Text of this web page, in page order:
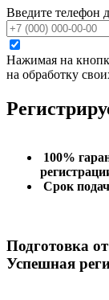
Введите телефон
Нажимая на
на обработку
100%
Срок
Подготовка
Успешная